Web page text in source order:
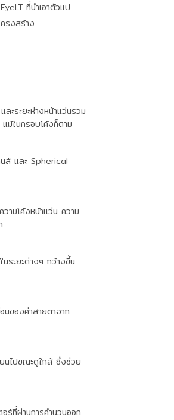
ที่นําเอาตัวแป
รงสร้าง
ะระยะห่างหน้าแว่นรวม
ม้ในกรอบโค้งก็ตาม
นส์ และ Spherical
ามโค้งหน้าแว่น ความ
นระยะต่างๆ กว้างขึ้น
ของค่าสายตาจาก
ยนไปขณะดูใกล้ ซึ่งช่วย
ร์ที่ผ่านการคำนวนออก